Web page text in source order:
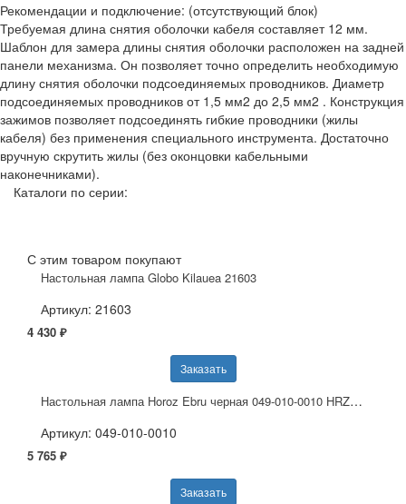
Рекомендации и подключение: (отсутствующий блок)
Требуемая длина снятия оболочки кабеля составляет 12 мм.
Шаблон для замера длины снятия оболочки расположен на задней
панели механизма. Он позволяет точно определить необходимую
длину снятия оболочки подсоединяемых проводников. Диаметр
подсоединяемых проводников от 1,5 мм2 до 2,5 мм2 . Конструкция
зажимов позволяет подсоединять гибкие проводники (жилы
кабеля) без применения специального инструмента. Достаточно
вручную скрутить жилы (без оконцовки кабельными
наконечниками).
Каталоги по серии:
С этим товаром покупают
Настольная лампа Globo Kilauea 21603
Артикул: 21603
4 430 ₽
Заказать
Настольная лампа Horoz Ebru черная 049-010-0010 HRZ00000685
Артикул: 049-010-0010
5 765 ₽
Заказать